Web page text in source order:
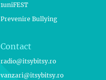
1uniFEST
Prevenire Bullying
Contact
radio@itsybitsy.ro
vanzari@itsybitsy.ro